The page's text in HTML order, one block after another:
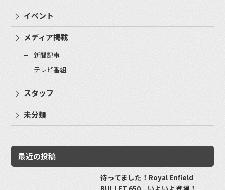
イベント
メディア掲載
新聞記事
テレビ番組
スタッフ
未分類
最近の投稿
待ってました！Royal Enfield